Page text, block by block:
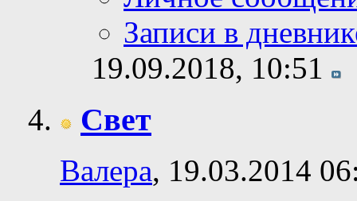
Записи в
19.09.2018, 10:51
Свет
Валера, 19.03.2014